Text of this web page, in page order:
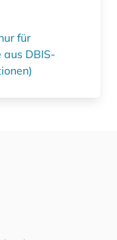
für
DBIS-